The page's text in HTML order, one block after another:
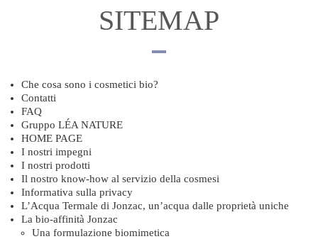
SITEMAP
Che cosa sono i cosmetici bio?
Contatti
FAQ
Gruppo LÉA NATURE
HOME PAGE
I nostri impegni
I nostri prodotti
Il nostro know-how al servizio della cosmesi
Informativa sulla privacy
L’Acqua Termale di Jonzac, un’acqua dalle proprietà uniche
La bio-affinità Jonzac
Una formulazione biomimetica